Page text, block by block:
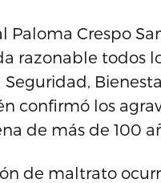
Paloma Crespo
razonable todos
Seguridad,
confirmó los
de más de 100
de maltrato